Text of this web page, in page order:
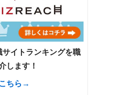
イトランキングを職
します！
ちら→